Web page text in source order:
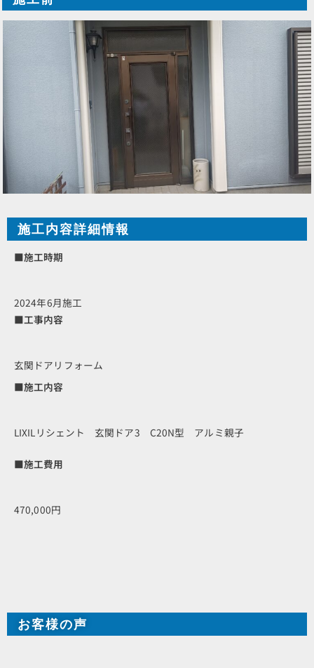
施工内容詳細情報
■施工時期
2024年6月施工
■工事内容
玄関ドアリフォーム
■施工内容
LIXILリシェント 玄関ドア3 C20N型 アルミ親子
■施工費用
470,000円
お客様の声